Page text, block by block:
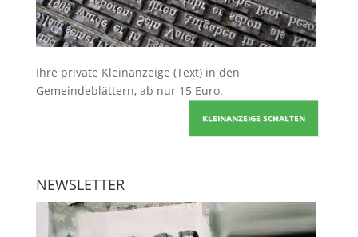
Ihre private Kleinanzeige (Text) in den
Gemeindeblättern, ab nur 15 Euro.
KLEINANZEIGE SCHALTEN
NEWSLETTER